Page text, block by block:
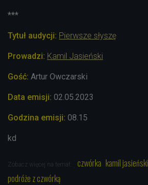
***
Tytuł audycji: Pierwsze słyszę
Prowadzi: Kamil Jasieński
Gość: Artur Owczarski
Data emisji: 02.05.2023
Godzina emisji: 08.15
kd
Zobacz więcej na temat: czwórka kamil jasieński
podróże z czwórką